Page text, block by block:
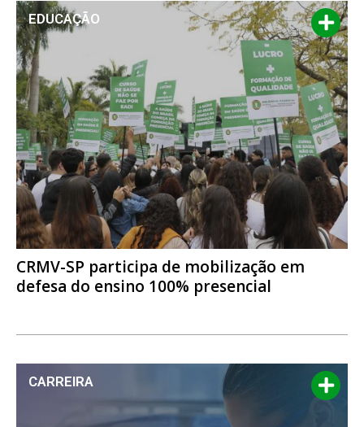
EDUCAÇÃO
CRMV-SP participa de mobilização em
defesa do ensino 100% presencial
CARREIRA